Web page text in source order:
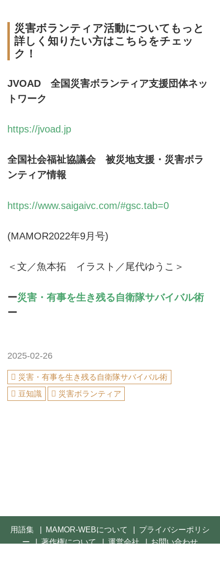
災害ボランティア活動についてもっと
詳しく知りたい方はこちらをチェッ
ク！
JVOAD 全国災害ボランティア支援団体ネッ
トワーク
https://jvoad.jp
全国社会福祉協議会 被災地支援・災害ボラ
ンティア情報
https://www.saigaivc.com/#gsc.tab=0
(MAMOR2022年9月号)
＜文／魚本拓 イラスト／尾代ゆうこ＞
ー災害・有事を生き残る自衛隊サバイバル術
ー
2025-02-26
災害・有事を生き残る自衛隊サバイバル術
豆知識
災害ボランティア
用語集 MAMOR-WEBについて
プライバシーポリシ
ー
著作権について 運営会社
お問い合わせ